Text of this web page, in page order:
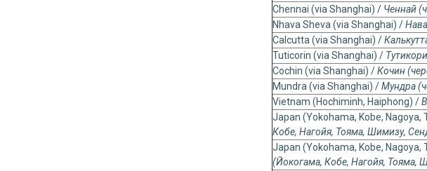
Chennai (via Shanghai) / Ченнай
Nhava Sheva (via Shanghai) /
Calсutta (via Shanghai) /
Tuticorin (via Shanghai) /
Cochin (via Shanghai) /Кочин
Mundra (via Shanghai) /Мундра
Vietnam (Hochiminh, Haiphong) /
Japan (Yokohama, Kobe,
Кобе, Нагойя, Тояма, Шимизу,
Japan (Yokohama, Kobe,
(Йокогама, Кобе, Нагойя, Тояма,